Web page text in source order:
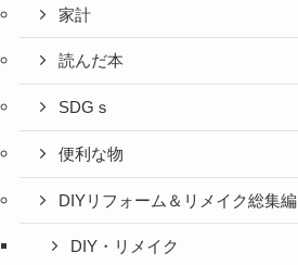
家計
読んだ本
SDGｓ
便利な物
DIYリフォーム＆リメイク総集編
DIY・リメイク